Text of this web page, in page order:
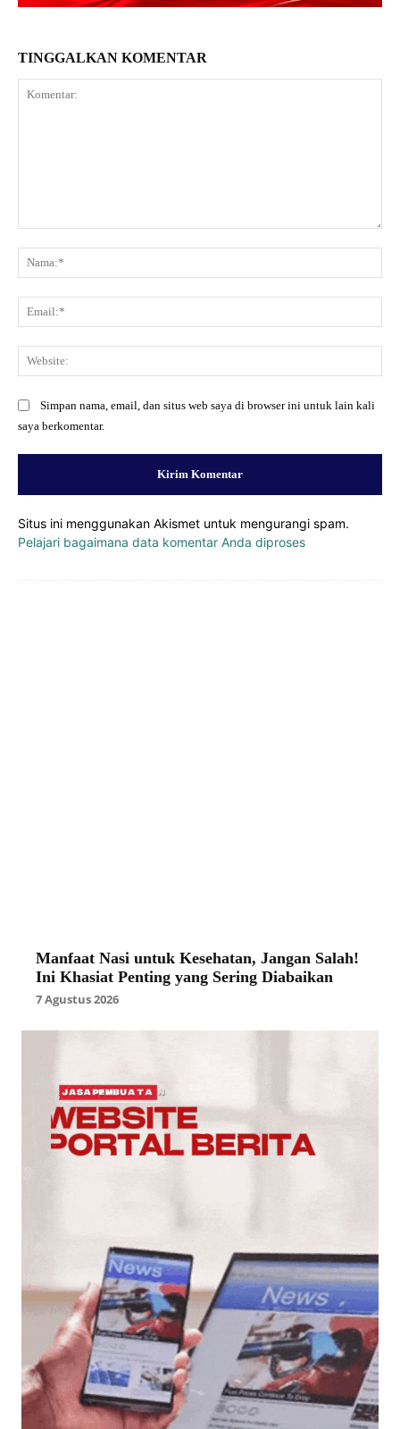
TINGGALKAN KOMENTAR
Simpan nama, email, dan situs web saya di browser ini untuk lain kali
saya berkomentar.
Situs ini menggunakan Akismet untuk mengurangi spam.
Pelajari bagaimana data komentar Anda diproses
Manfaat Nasi untuk Kesehatan, Jangan Salah!
Ini Khasiat Penting yang Sering Diabaikan
7 Agustus 2026